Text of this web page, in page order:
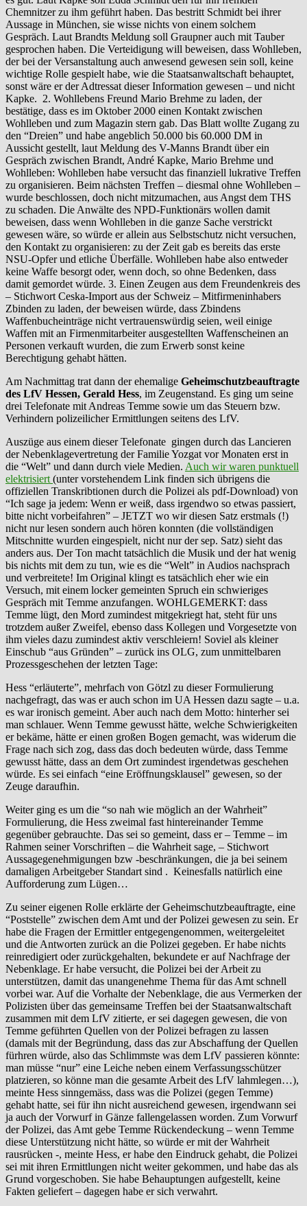
Chemnitzer zu ihm geführt haben. Das bestritt Schmidt bei ihrer
Aussage in München, sie wisse nichts von einem solchem
Gespräch. Laut Brandts Meldung soll Graupner auch mit Tauber
gesprochen haben. Die Verteidigung will beweisen, dass Wohlleben,
der bei der Versanstaltung auch anwesend gewesen sein soll, keine
wichtige Rolle gespielt habe, wie die Staatsanwaltschaft behauptet,
sonst wäre er der Adtressat dieser Information gewesen – und nicht
Kapke. 2. Wohllebens Freund Mario Brehme zu laden, der
bestätige, dass es im Oktober 2000 einen Kontakt zwischen
Wohlleben und zum Magazin stern gab. Das Blatt wollte Zugang zu
den “Dreien” und habe angeblich 50.000 bis 60.000 DM in
Aussicht gestellt, laut Meldung des V-Manns Brandt über ein
Gespräch zwischen Brandt, André Kapke, Mario Brehme und
Wohlleben: Wohlleben habe versucht das finanziell lukrative Treffen
zu organisieren. Beim nächsten Treffen – diesmal ohne Wohlleben –
wurde beschlossen, doch nicht mitzumachen, aus Angst dem THS
zu schaden. Die Anwälte des NPD-Funktionärs wollen damit
beweisen, dass wenn Wohlleben in die ganze Sache verstrickt
gewesen wäre, so würde er allein aus Selbstschutz nicht versuchen,
den Kontakt zu organisieren: zu der Zeit gab es bereits das erste
NSU-Opfer und etliche Überfälle. Wohlleben habe also entweder
keine Waffe besorgt oder, wenn doch, so ohne Bedenken, dass
damit gemordet würde. 3. Einen Zeugen aus dem Freundenkreis des
– Stichwort Ceska-Import aus der Schweiz – Mitfirmeninhabers
Zbinden zu laden, der beweisen würde, dass Zbindens
Waffenbucheinträge nicht vertrauenswürdig seien, weil einige
Waffen mit an Firmenmitarbeiter ausgestellten Waffenscheinen an
Personen verkauft wurden, die zum Erwerb sonst keine
Berechtigung gehabt hätten.
Am Nachmittag trat dann der ehemalige Geheimschutzbeauftragte
des LfV Hessen, Gerald Hess, im Zeugenstand. Es ging um seine
drei Telefonate mit Andreas Temme sowie um das Steuern bzw.
Verhindern polizeilicher Ermittlungen seitens des LfV.
Auszüge aus einem dieser Telefonate gingen durch das Lancieren
der Nebenklagevertretung der Familie Yozgat vor Monaten erst in
die “Welt” und dann durch viele Medien. Auch wir waren punktuell
elektrisiert(unter vorstehendem Link finden sich übrigens die
offiziellen Transkribtionen durch die Polizei als pdf-Download) von
“Ich sage ja jedem: Wenn er weiß, dass irgendwo so etwas passiert,
bitte nicht vorbeifahren” – JETZT wo wir diesen Satz erstmals (!)
nicht nur lesen sondern auch hören konnten (die vollständigen
Mitschnitte wurden eingespielt, nicht nur der sep. Satz) sieht das
anders aus. Der Ton macht tatsächlich die Musik und der hat wenig
bis nichts mit dem zu tun, wie es die “Welt” in Audios nachsprach
und verbreitete! Im Original klingt es tatsächlich eher wie ein
Versuch, mit einem locker gemeinten Spruch ein schwieriges
Gespräch mit Temme anzufangen. WOHLGEMERKT: dass
Temme lügt, den Mord zumindest mitgekriegt hat, steht für uns
trotzdem außer Zweifel, ebenso dass Kollegen und Vorgesetzte von
ihm vieles dazu zumindest aktiv verschleiern! Soviel als kleiner
Einschub “aus Gründen” – zurück ins OLG, zum unmittelbaren
Prozessgeschehen der letzten Tage:
Hess “erläuterte”, mehrfach von Götzl zu dieser Formulierung
nachgefragt, das was er auch schon im UA Hessen dazu sagte – u.a.
es war ironisch gemeint. Aber auch nach dem Motto: hinterher sei
man schlauer. Wenn Temme gewusst hätte, welche Schwierigkeiten
er bekäme, hätte er einen großen Bogen gemacht, was widerum die
Frage nach sich zog, dass das doch bedeuten würde, dass Temme
gewusst hätte, dass an dem Ort zumindest irgendetwas geschehen
würde. Es sei einfach “eine Eröffnungsklausel” gewesen, so der
Zeuge daraufhin.
Weiter ging es um die “so nah wie möglich an der Wahrheit”
Formulierung, die Hess zweimal fast hintereinander Temme
gegenüber gebrauchte. Das sei so gemeint, dass er – Temme – im
Rahmen seiner Vorschriften – die Wahrheit sage, – Stichwort
Aussagegenehmigungen bzw -beschränkungen, die ja bei seinem
damaligen Arbeitgeber Standart sind . Keinesfalls natürlich eine
Aufforderung zum Lügen…
Zu seiner eigenen Rolle erklärte der Geheimschutzbeauftragte, eine
“Poststelle” zwischen dem Amt und der Polizei gewesen zu sein. Er
habe die Fragen der Ermittler entgegengenommen, weitergeleitet
und die Antworten zurück an die Polizei gegeben. Er habe nichts
reinredigiert oder zurückgehalten, bekundete er auf Nachfrage der
Nebenklage. Er habe versucht, die Polizei bei der Arbeit zu
unterstützen, damit das unangenehme Thema für das Amt schnell
vorbei war. Auf die Vorhalte der Nebenklage, die aus Vermerken der
Polizisten über das gemeinsame Treffen bei der Staatsanwaltschaft
zusammen mit dem LfV zitierte, er sei dagegen gewesen, die von
Temme geführten Quellen von der Polizei befragen zu lassen
(damals mit der Begründung, dass das zur Abschaffung der Quellen
fürhren würde, also das Schlimmste was dem LfV passieren könnte:
man müsse “nur” eine Leiche neben einem Verfassungsschützer
platzieren, so könne man die gesamte Arbeit des LfV lahmlegen…),
meinte Hess sinngemäss, dass was die Polizei (gegen Temme)
gehabt hatte, sei für ihn nicht ausreichend gewesen, irgendwann sei
ja auch der Vorwurf in Gänze fallengelassen worden. Zum Vorwurf
der Polizei, das Amt gebe Temme Rückendeckung – wenn Temme
diese Unterstützung nicht hätte, so würde er mit der Wahrheit
rausrücken -, meinte Hess, er habe den Eindruck gehabt, die Polizei
sei mit ihren Ermittlungen nicht weiter gekommen, und habe das als
Grund vorgeschoben. Sie habe Behauptungen aufgestellt, keine
Fakten geliefert – dagegen habe er sich verwahrt.